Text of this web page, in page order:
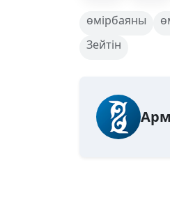
өмірбаяны
Зейтін